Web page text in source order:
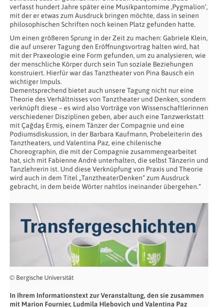
verfasst hundert Jahre später eine Musikpantomime ‚Pygmalion‘,
mit der er etwas zum Ausdruck bringen möchte, dass in seinen
philosophischen Schriften noch keinen Platz gefunden hatte.
Um einen größeren Sprung in der Zeit zu machen: Gabriele Klein,
die auf unserer Tagung den Eröffnungsvortrag halten wird, hat
mit der Praxeologie eine Form gefunden, um zu analysieren, wie
der menschliche Körper durch sein Tun soziale Beziehungen
konstruiert. Hierfür war das Tanztheater von Pina Bausch ein
wichtiger Impuls.
Dementsprechend bietet auch unsere Tagung nicht nur eine
Theorie des Verhältnisses von Tanztheater und Denken, sondern
verknüpft diese – es wird also Vorträge von Wissenschaftlerinnen
verschiedener Disziplinen geben, aber auch eine Tanzwerkstatt
mit Çağdaş Ermiş, einem Tänzer der Compagnie und eine
Podiumsdiskussion, in der Barbara Kaufmann, Probeleiterin des
Tanztheaters, und Valentina Paz, eine chilenische
Choreographin, die mit der Compagnie zusammengearbeitet
hat, sich mit Fabienne André unterhalten, die selbst Tänzerin und
Tanzlehrerin ist. Und diese Verknüpfung von Praxis und Theorie
wird auch in dem Titel „TanztheaterDenken“ zum Ausdruck
gebracht, in dem beide Wörter nahtlos ineinander übergehen.“
© Bergische Universität
In Ihrem Informationstext zur Veranstaltung, den sie zusammen
mit Marion Fournier, Ludmila Hlebovich und Valentina Paz